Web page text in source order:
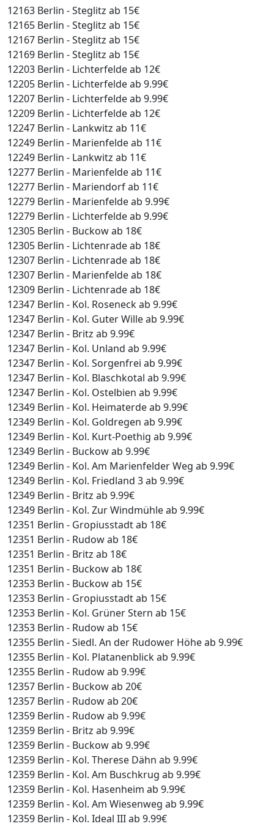
12163 Berlin - Steglitz ab 15€
12165 Berlin - Steglitz ab 15€
12167 Berlin - Steglitz ab 15€
12169 Berlin - Steglitz ab 15€
12203 Berlin - Lichterfelde ab 12€
12205 Berlin - Lichterfelde ab 9.99€
12207 Berlin - Lichterfelde ab 9.99€
12209 Berlin - Lichterfelde ab 12€
12247 Berlin - Lankwitz ab 11€
12249 Berlin - Marienfelde ab 11€
12249 Berlin - Lankwitz ab 11€
12277 Berlin - Marienfelde ab 11€
12277 Berlin - Mariendorf ab 11€
12279 Berlin - Marienfelde ab 9.99€
12279 Berlin - Lichterfelde ab 9.99€
12305 Berlin - Buckow ab 18€
12305 Berlin - Lichtenrade ab 18€
12307 Berlin - Lichtenrade ab 18€
12307 Berlin - Marienfelde ab 18€
12309 Berlin - Lichtenrade ab 18€
12347 Berlin - Kol. Roseneck ab 9.99€
12347 Berlin - Kol. Guter Wille ab 9.99€
12347 Berlin - Britz ab 9.99€
12347 Berlin - Kol. Unland ab 9.99€
12347 Berlin - Kol. Sorgenfrei ab 9.99€
12347 Berlin - Kol. Blaschkotal ab 9.99€
12347 Berlin - Kol. Ostelbien ab 9.99€
12349 Berlin - Kol. Heimaterde ab 9.99€
12349 Berlin - Kol. Goldregen ab 9.99€
12349 Berlin - Kol. Kurt-Poethig ab 9.99€
12349 Berlin - Buckow ab 9.99€
12349 Berlin - Kol. Am Marienfelder Weg ab 9.99€
12349 Berlin - Kol. Friedland 3 ab 9.99€
12349 Berlin - Britz ab 9.99€
12349 Berlin - Kol. Zur Windmühle ab 9.99€
12351 Berlin - Gropiusstadt ab 18€
12351 Berlin - Rudow ab 18€
12351 Berlin - Britz ab 18€
12351 Berlin - Buckow ab 18€
12353 Berlin - Buckow ab 15€
12353 Berlin - Gropiusstadt ab 15€
12353 Berlin - Kol. Grüner Stern ab 15€
12353 Berlin - Rudow ab 15€
12355 Berlin - Siedl. An der Rudower Höhe ab 9.99€
12355 Berlin - Kol. Platanenblick ab 9.99€
12355 Berlin - Rudow ab 9.99€
12357 Berlin - Buckow ab 20€
12357 Berlin - Rudow ab 20€
12359 Berlin - Rudow ab 9.99€
12359 Berlin - Britz ab 9.99€
12359 Berlin - Buckow ab 9.99€
12359 Berlin - Kol. Therese Dähn ab 9.99€
12359 Berlin - Kol. Am Buschkrug ab 9.99€
12359 Berlin - Kol. Hasenheim ab 9.99€
12359 Berlin - Kol. Am Wiesenweg ab 9.99€
12359 Berlin - Kol. Ideal III ab 9.99€